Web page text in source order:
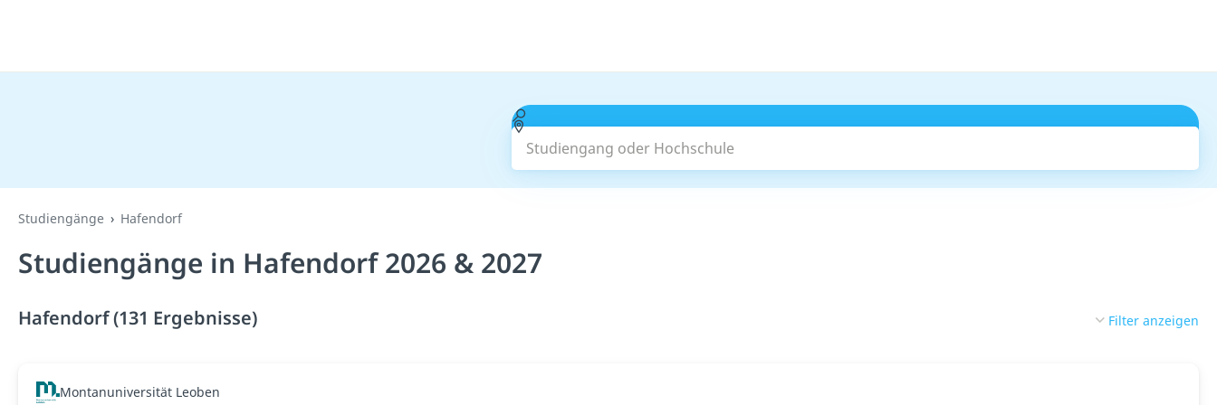
Studiengang oder Hochschule
Studiengänge Hafendorf
Studiengänge in Hafendorf 2026 & 2027
Hafendorf (131 Ergebnisse) Filter anzeigen
Montanuniversität Leoben